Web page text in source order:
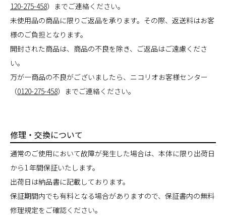
120-275-458）までご連絡ください。
未使用品の商品に限りご返品を承ります。その際、返送料はお客
様のご負担となります。
開封された商品は、商品の不良を除き、ご返品はご遠慮くださ
い。
万が一商品の不良がございましたら、ニコリオお客様センター
（0120-275-458）までご連絡ください。
修理・交換について
通常のご使用において故障が発生した場合は、本体に限り出荷日
から1 年間保証いたします。
出荷日は納品書に記載しております。
保証期間内でも有料となる場合がありますので、保証書内の無料
修理規定をご確認ください。